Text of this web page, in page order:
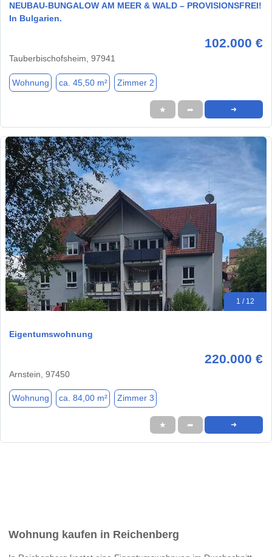
​NEUBAU-BUNGALOW AM MEER & WALD – PROVISIONSFREI!
In Bulgarien.
102.000 €
Tauberbischofsheim, 97941
Wohnung ca. 45,50 m² Zimmer 2
★ ➦ ➜
1 / 12
Eigentumswohnung
220.000 €
Arnstein, 97450
Wohnung ca. 84,00 m² Zimmer 3
★ ➦ ➜
Wohnung kaufen in Reichenberg